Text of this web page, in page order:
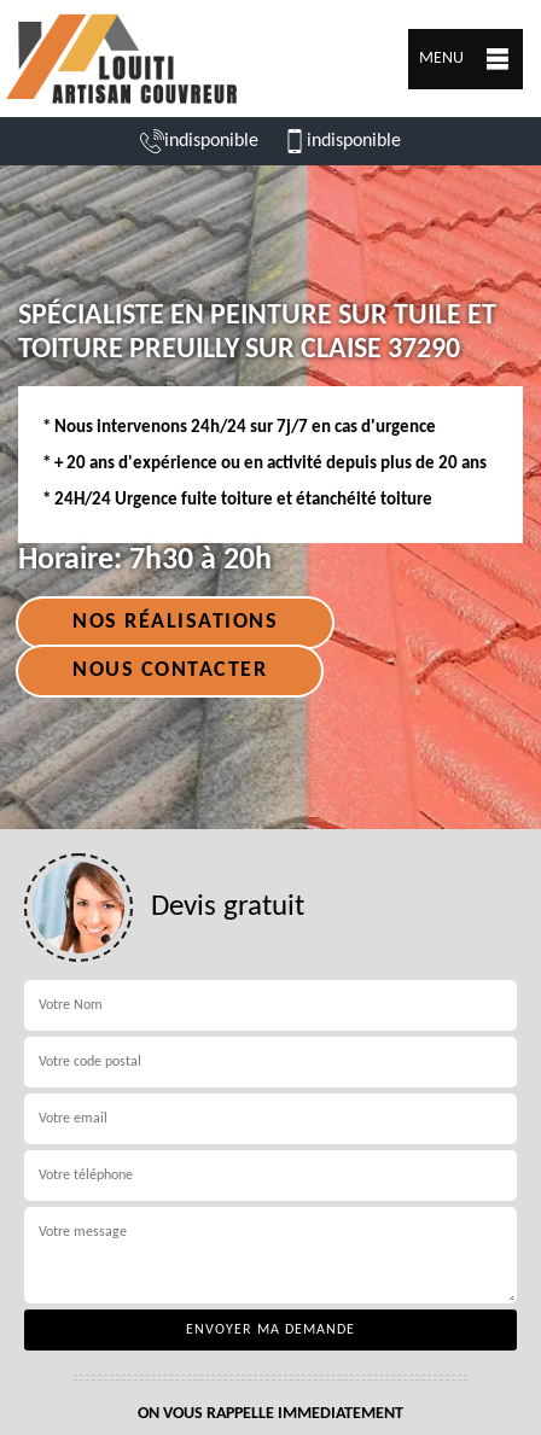
MENU
indisponible indisponible
SPÉCIALISTE EN PEINTURE SUR TUILE ET
TOITURE PREUILLY SUR CLAISE 37290
* Nous intervenons 24h/24 sur 7j/7 en cas d'urgence
* + 20 ans d'expérience ou en activité depuis plus de 20 ans
* 24H/24 Urgence fuite toiture et étanchéité toiture
Horaire:7h30 à 20h
NOS RÉALISATIONS
NOUS CONTACTER
Devis gratuit
ON VOUS RAPPELLE IMMEDIATEMENT